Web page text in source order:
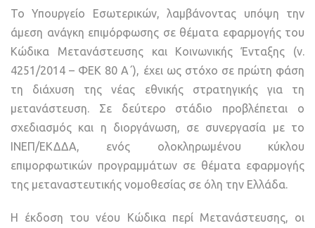
Το Υπουργείο Εσωτερικών, λαμβάνοντας υπόψη την
άμεση ανάγκη επιμόρφωσης σε θέματα εφαρμογής του
Κώδικα Μετανάστευσης και Κοινωνικής Ένταξης (ν.
4251/2014 – ΦΕΚ 80 Α΄), έχει ως στόχο σε πρώτη φάση
τη διάχυση της νέας εθνικής στρατηγικής για τη
μετανάστευση. Σε δεύτερο στάδιο προβλέπεται ο
σχεδιασμός και η διοργάνωση, σε συνεργασία με το
ΙΝΕΠ/ΕΚΔΔΑ, ενός ολοκληρωμένου κύκλου
επιμορφωτικών προγραμμάτων σε θέματα εφαρμογής
της μεταναστευτικής νομοθεσίας σε όλη την Ελλάδα.
Η έκδοση του νέου Κώδικα περί Μετανάστευσης, οι